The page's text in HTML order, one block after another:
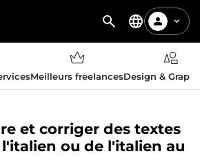
Meilleurs freelancesDesign &
et corriger des textes
ou de l'italien au